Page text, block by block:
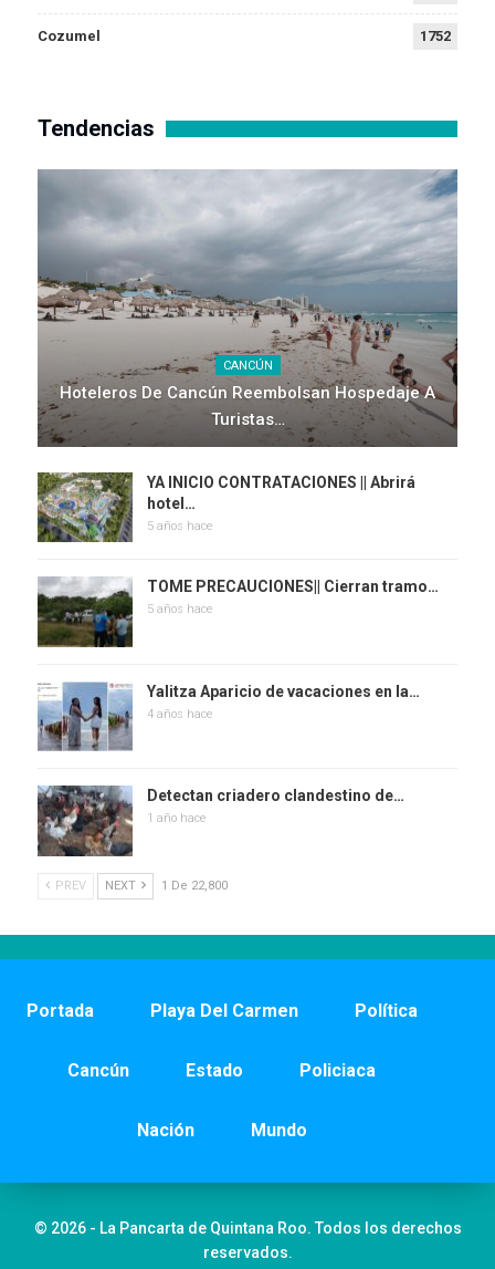
Cozumel 1752
Tendencias
CANCÚN
Hoteleros De Cancún Reembolsan Hospedaje A
Turistas…
YA INICIO CONTRATACIONES || Abrirá
hotel…
5 años hace
TOME PRECAUCIONES|| Cierran tramo…
5 años hace
Yalitza Aparicio de vacaciones en la…
4 años hace
Detectan criadero clandestino de…
1 año hace
PREV NEXT 1 De 22,800
Portada Playa Del Carmen Política
Cancún Estado Policiaca
Nación Mundo
© 2026 - La Pancarta de Quintana Roo. Todos los derechos
reservados.